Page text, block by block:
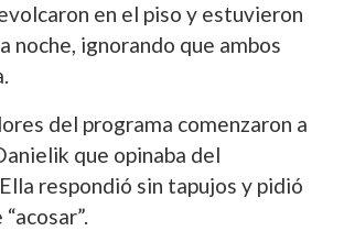
en el piso y estuvieron
noche, ignorando que ambos
del programa comenzaron a
que opinaba del
respondió sin tapujos y pidió